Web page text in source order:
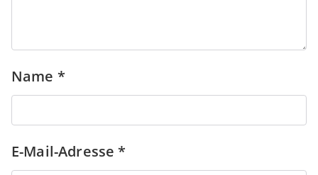
Name *
E-Mail-Adresse*